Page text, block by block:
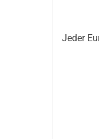
Jeder